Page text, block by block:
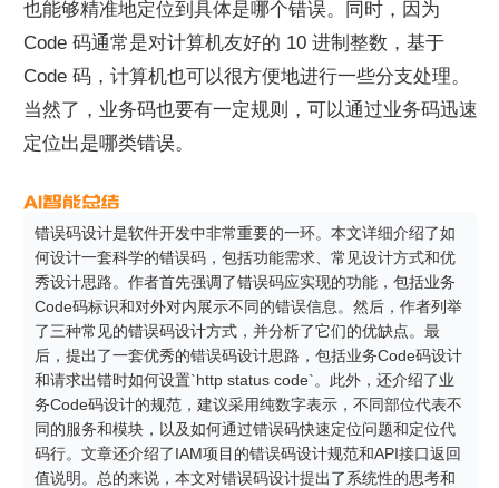
也能够精准地定位到具体是哪个错误。同时，因为
Code 码通常是对计算机友好的 10 进制整数，基于
Code 码，计算机也可以很方便地进行一些分支处理。
当然了，业务码也要有一定规则，可以通过业务码迅速
定位出是哪类错误。
错误码设计是软件开发中非常重要的一环。本文详细介绍了如
何设计一套科学的错误码，包括功能需求、常见设计方式和优
秀设计思路。作者首先强调了错误码应实现的功能，包括业务
Code码标识和对外对内展示不同的错误信息。然后，作者列举
了三种常见的错误码设计方式，并分析了它们的优缺点。最
后，提出了一套优秀的错误码设计思路，包括业务Code码设计
和请求出错时如何设置`http status code`。此外，还介绍了业
务Code码设计的规范，建议采用纯数字表示，不同部位代表不
同的服务和模块，以及如何通过错误码快速定位问题和定位代
码行。文章还介绍了IAM项目的错误码设计规范和API接口返回
值说明。总的来说，本文对错误码设计提出了系统性的思考和